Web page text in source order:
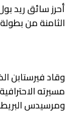
أحرز سائق ريد
الثامنة من
ومرسيدس